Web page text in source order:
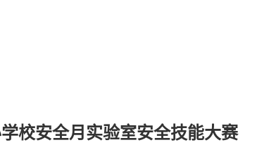
校安全月实验室安全技能大赛